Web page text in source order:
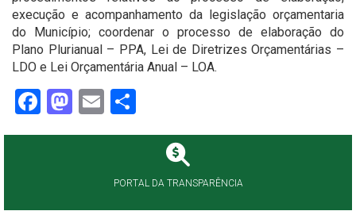
execução e acompanhamento da legislação orçamentaria
do Município; coordenar o processo de elaboração do
Plano Plurianual – PPA, Lei de Diretrizes Orçamentárias –
LDO e Lei Orçamentária Anual – LOA.
Facebook
Mastodon
Email
PORTAL DA TRANSPARÊNCIA